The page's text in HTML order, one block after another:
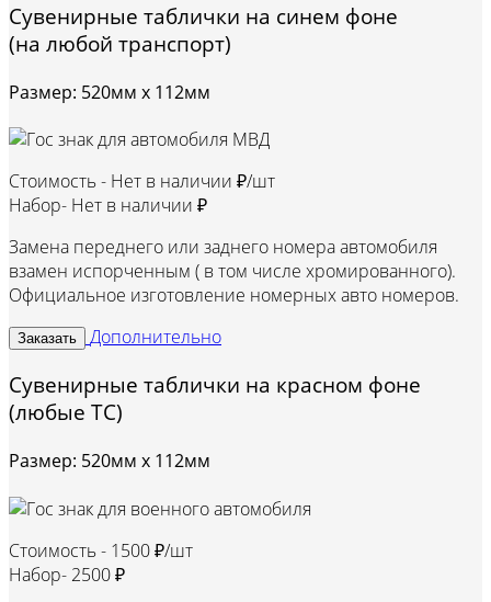
Сувенирные таблички на синем фоне
(на любой транспорт)
Размер: 520мм х 112мм
Стоимость - Нет в наличии ₽/шт
Набор- Нет в наличии ₽
Замена переднего или заднего номера автомобиля
взамен испорченным ( в том числе хромированного).
Официальное изготовление номерных авто номеров.
Заказать Дополнительно
Сувенирные таблички на красном фоне
(любые ТС)
Размер: 520мм х 112мм
Стоимость - 1500 ₽/шт
Набор- 2500 ₽